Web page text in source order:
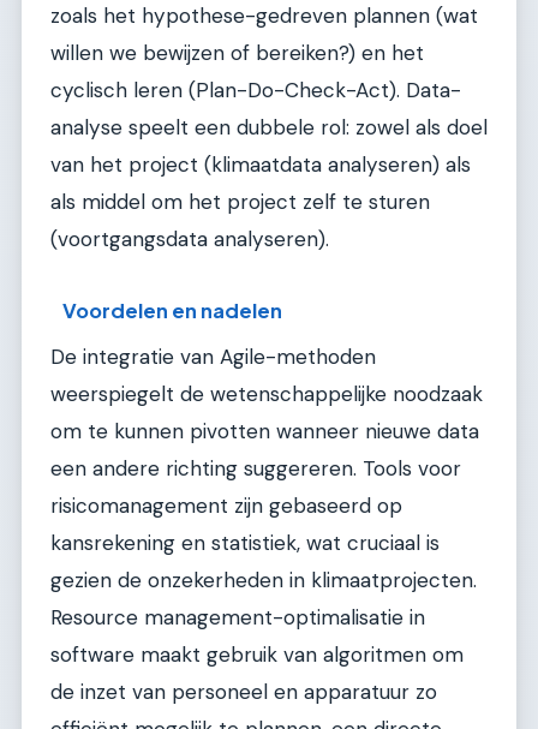
zoals het hypothese-gedreven plannen (wat
willen we bewijzen of bereiken?) en het
cyclisch leren (Plan-Do-Check-Act). Data-
analyse speelt een dubbele rol: zowel als doel
van het project (klimaatdata analyseren) als
als middel om het project zelf te sturen
(voortgangsdata analyseren).
Voordelen en nadelen
De integratie van Agile-methoden
weerspiegelt de wetenschappelijke noodzaak
om te kunnen pivotten wanneer nieuwe data
een andere richting suggereren. Tools voor
risicomanagement zijn gebaseerd op
kansrekening en statistiek, wat cruciaal is
gezien de onzekerheden in klimaatprojecten.
Resource management-optimalisatie in
software maakt gebruik van algoritmen om
de inzet van personeel en apparatuur zo